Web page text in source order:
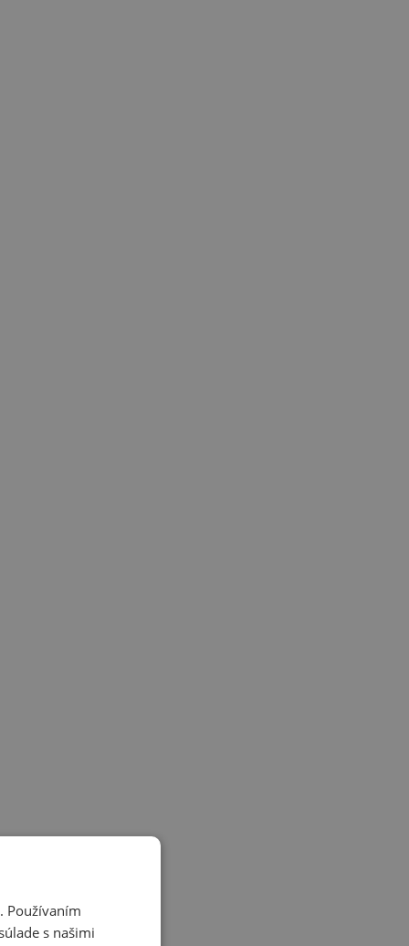
Používaním
s našimi